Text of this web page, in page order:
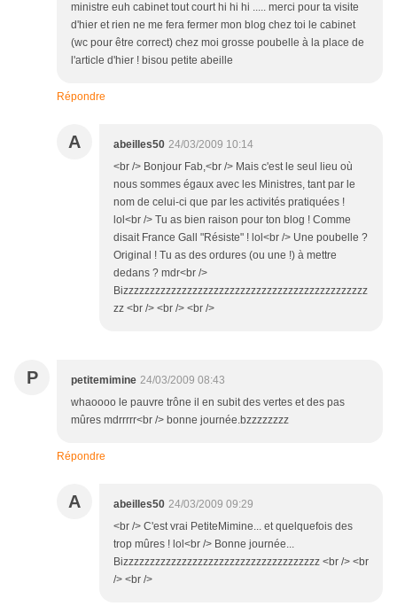
ministre euh cabinet tout court hi hi hi ..... merci pour ta visite
d'hier et rien ne me fera fermer mon blog chez toi le cabinet
(wc pour être correct) chez moi grosse poubelle à la place de
l'article d'hier ! bisou petite abeille
Répondre
A abeilles50 24/03/2009 10:14
<br /> Bonjour Fab,<br /> Mais c'est le seul lieu où
nous sommes égaux avec les Ministres, tant par le
nom de celui-ci que par les activités pratiquées !
lol<br /> Tu as bien raison pour ton blog ! Comme
disait France Gall "Résiste" ! lol<br /> Une poubelle ?
Original ! Tu as des ordures (ou une !) à mettre
dedans ? mdr<br />
Bizzzzzzzzzzzzzzzzzzzzzzzzzzzzzzzzzzzzzzzzzzzzzz
zz <br /> <br /> <br />
P petitemimine 24/03/2009 08:43
whaoooo le pauvre trône il en subit des vertes et des pas
mûres mdrrrrr<br /> bonne journée.bzzzzzzzz
Répondre
A abeilles50 24/03/2009 09:29
<br /> C'est vrai PetiteMimine... et quelquefois des
trop mûres ! lol<br /> Bonne journée...
Bizzzzzzzzzzzzzzzzzzzzzzzzzzzzzzzzzzzzz <br /> <br
/> <br />